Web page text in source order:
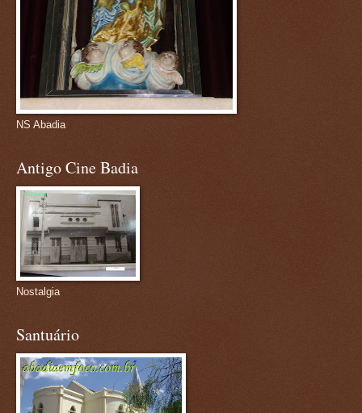
NS Abadia
Antigo Cine Badia
Nostalgia
Santuário